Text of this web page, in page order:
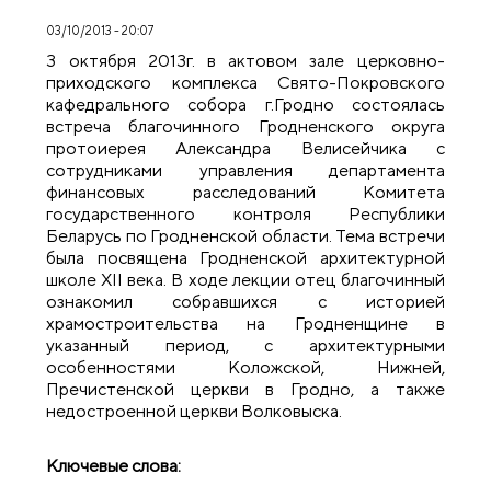
03/10/2013 - 20:07
3 октября 2013г. в актовом зале церковно-
приходского комплекса Свято-Покровского
кафедрального собора г.Гродно состоялась
встреча благочинного Гродненского округа
протоиерея Александра Велисейчика с
сотрудниками управления департамента
финансовых расследований Комитета
государственного контроля Республики
Беларусь по Гродненской области. Тема встречи
была посвящена Гродненской архитектурной
школе XII века. В ходе лекции отец благочинный
ознакомил собравшихся с историей
храмостроительства на Гродненщине в
указанный период, с архитектурными
особенностями Коложской, Нижней,
Пречистенской церкви в Гродно, а также
недостроенной церкви Волковыска.
Ключевые слова: